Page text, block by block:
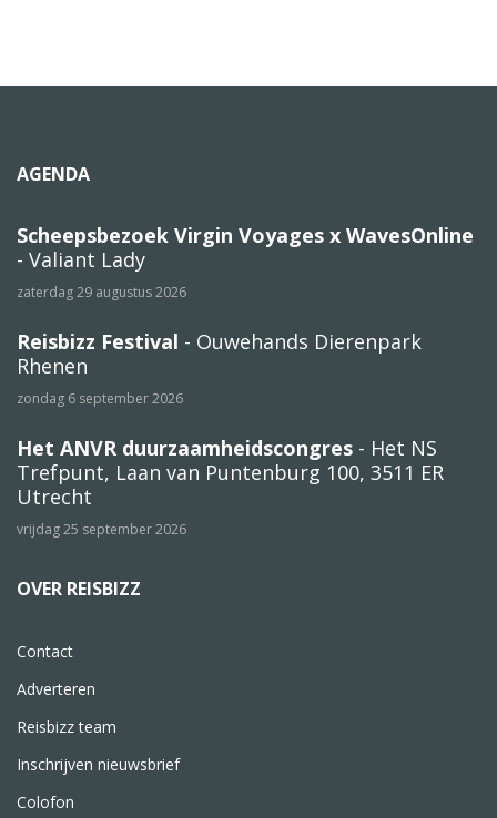
AGENDA
Scheepsbezoek Virgin Voyages x WavesOnline
- Valiant Lady
zaterdag 29 augustus 2026
Reisbizz Festival - Ouwehands Dierenpark
Rhenen
zondag 6 september 2026
Het ANVR duurzaamheidscongres - Het NS
Trefpunt, Laan van Puntenburg 100, 3511 ER
Utrecht
vrijdag 25 september 2026
OVER REISBIZZ
Contact
Adverteren
Reisbizz team
Inschrijven nieuwsbrief
Colofon